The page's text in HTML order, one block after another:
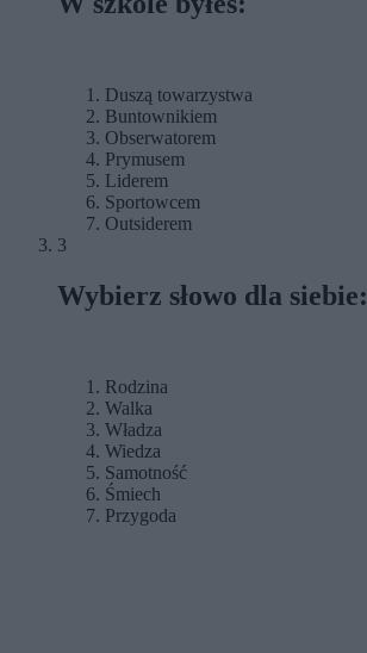
Duszą towarzystwa
Buntownikiem
Obserwatorem
Prymusem
Liderem
Sportowcem
Outsiderem
3
Wybierz słowo dla siebie:
Rodzina
Walka
Władza
Wiedza
Samotność
Śmiech
Przygoda